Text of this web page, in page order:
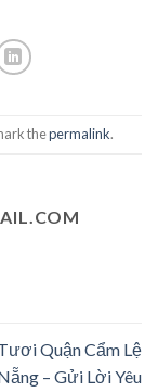
thepermalink.
Quận Cẩm Lệ
– Gửi Lời Yêu